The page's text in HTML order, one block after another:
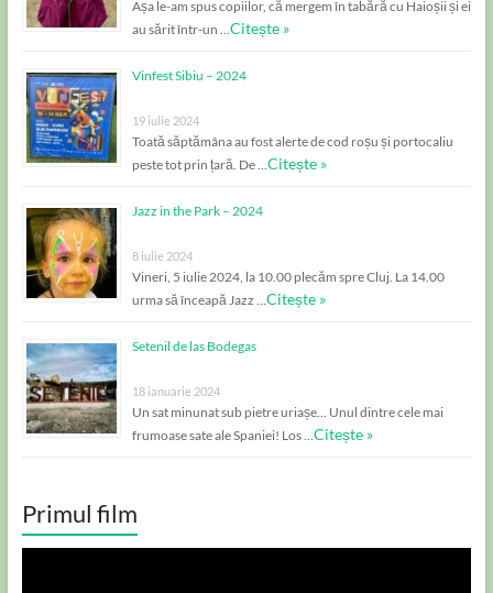
Așa le-am spus copiilor, că mergem în tabără cu Haioșii și ei
au sărit într-un …Citește »
Vinfest Sibiu – 2024
19 iulie 2024
Toată săptămâna au fost alerte de cod roșu și portocaliu
peste tot prin țară. De …Citește »
Jazz in the Park – 2024
8 iulie 2024
Vineri, 5 iulie 2024, la 10.00 plecăm spre Cluj. La 14.00
urma să înceapă Jazz …Citește »
Setenil de las Bodegas
18 ianuarie 2024
Un sat minunat sub pietre uriașe… Unul dintre cele mai
frumoase sate ale Spaniei! Los …Citește »
Primul film